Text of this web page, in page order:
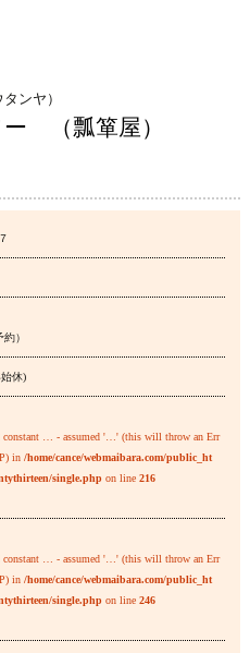
ンヤ）
（瓢箪屋）
）
休)
constant … - assumed '…' (this will throw an Err
in /home/cance/webmaibara.com/public_ht
single.phpon line 216
constant … - assumed '…' (this will throw an Err
in /home/cance/webmaibara.com/public_ht
single.phpon line 246